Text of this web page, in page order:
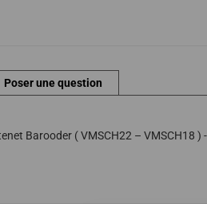
Barooder ( VMSCH22 – VMSCH18
Poser une question